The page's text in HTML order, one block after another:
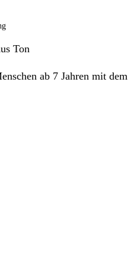
Ton
ab 7 Jahren mit dem